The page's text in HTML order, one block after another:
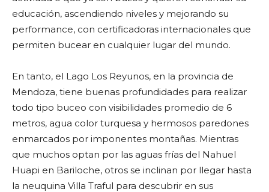
educación, ascendiendo niveles y mejorando su
performance, con certificadoras internacionales que
permiten bucear en cualquier lugar del mundo.
En tanto, el Lago Los Reyunos, en la provincia de
Mendoza, tiene buenas profundidades para realizar
todo tipo buceo con visibilidades promedio de 6
metros, agua color turquesa y hermosos paredones
enmarcados por imponentes montañas. Mientras
que muchos optan por las aguas frías del Nahuel
Huapi en Bariloche, otros se inclinan por llegar hasta
la neuquina Villa Traful para descubrir en sus